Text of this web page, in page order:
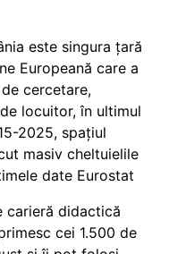
este singura țară
Europeană care a
cercetare,
locuitor, în ultimul
2025, spațiul
masiv cheltuielile
date Eurostat
carieră didactică
cei 1.500 de